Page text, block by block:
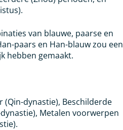
van blauwe, paarse en
paars en Han-blauw zou een
hebben gemaakt.
(Qin-dynastie), Beschilderde
Metalen voorwerpen